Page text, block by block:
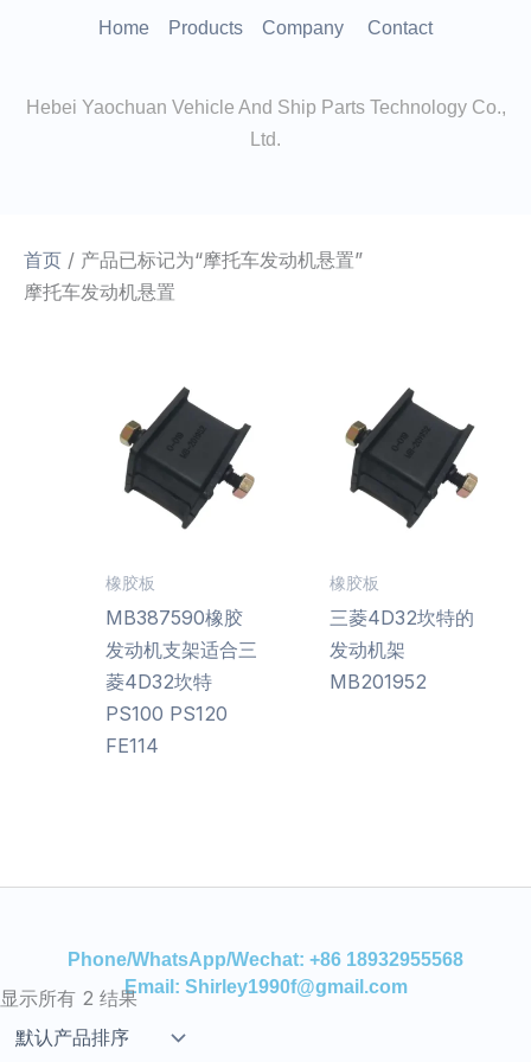
Home Products Company Contact
Hebei Yaochuan Vehicle And Ship Parts Technology Co.,
Ltd.
首页 / 产品已标记为“摩托车发动机悬置”
摩托车发动机悬置
显示所有 2 结果
橡胶板
MB387590橡胶
发动机支架适合三
菱4D32坎特
PS100 PS120
FE114
橡胶板
三菱4D32坎特的
发动机架
MB201952
Phone/WhatsApp/Wechat: +86 18932955568
Email: Shirley1990f@gmail.com